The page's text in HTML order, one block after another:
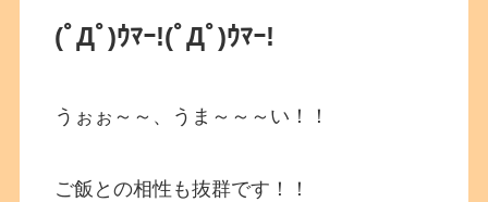
(ﾟДﾟ)ｳﾏｰ!(ﾟДﾟ)ｳﾏｰ!
うぉぉ～～、うま～～～い！！
ご飯との相性も抜群です！！